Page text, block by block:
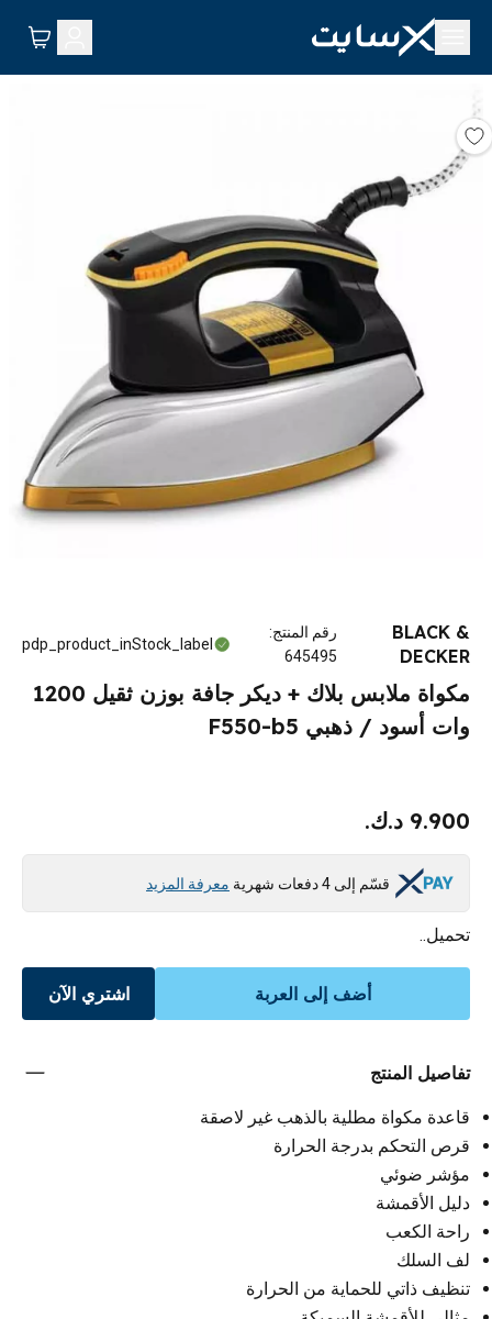
BLACK &
DECKER
رقم المنتج:
645495
pdp_product_inStock_label
مكواة ملابس بلاك + ديكر جافة بوزن ثقيل 1200
وات أسود / ذهبي F550-b5
9.900 د.ك.
قسّم إلى 4 دفعات شهرية معرفة المزيد
تحميل..
أضف إلى العربة اشتري الآن
تفاصيل المنتج
قاعدة مكواة مطلية بالذهب غير لاصقة
قرص التحكم بدرجة الحرارة
مؤشر ضوئي
دليل الأقمشة
راحة الكعب
لف السلك
تنظيف ذاتي للحماية من الحرارة